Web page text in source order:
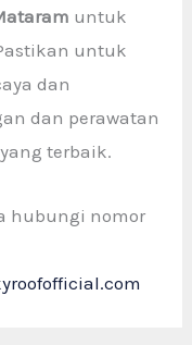
untuk
untuk
dan
dan perawatan
terbaik.
hubungi nomor